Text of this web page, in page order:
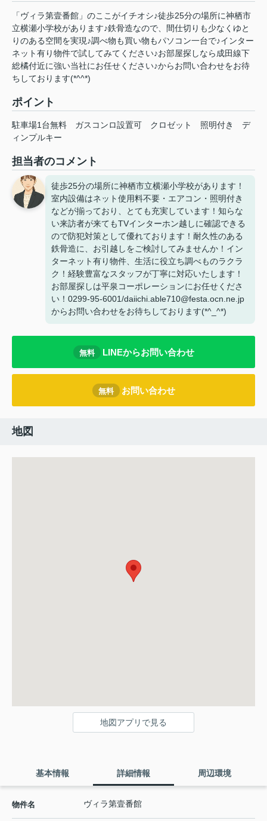
「ヴィラ第壹番館」のここがイチオシ♪徒歩25分の場所に神栖市
立横瀬小学校があります♪鉄骨造なので、間仕切りも少なくゆと
りのある空間を実現♪調べ物も買い物もパソコン一台で♪インター
ネット有り物件で試してみてください♪お部屋探しなら成田線下
総橘付近に強い当社にお任せください♪からお問い合わせをお待
ちしております(*^^*)
ポイント
駐車場1台無料 ガスコンロ設置可 クロゼット 照明付き
デ
ィンプルキー
担当者のコメント
徒歩25分の場所に神栖市立横瀬小学校があります！
室内設備はネット使用料不要・エアコン・照明付き
などが揃っており、とても充実しています！知らな
い来訪者が来てもTVインターホン越しに確認できる
ので防犯対策として優れております！耐久性のある
鉄骨造に、お引越しをご検討してみませんか！イン
ターネット有り物件、生活に役立ち調べものラクラ
ク！経験豊富なスタッフが丁寧に対応いたします！
お部屋探しは平泉コーポレーションにお任せくださ
い！0299-95-6001/daiichi.able710@festa.ocn.ne.jp
からお問い合わせをお待ちしております(*^_^*)
無料 LINEからお問い合わせ
無料 お問い合わせ
地図
地図アプリで見る
基本情報 詳細情報 周辺環境
物件名 ヴィラ第壹番館